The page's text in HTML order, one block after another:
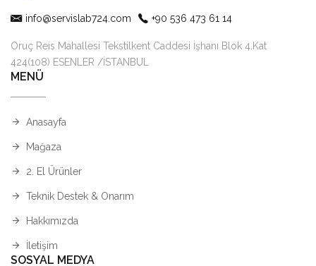
info@servislab724.com +90 536 473 61 14
Oruç Reis Mahallesi Tekstilkent Caddesi İşhanı Blok 4.Kat
424(108) ESENLER /İSTANBUL
MENÜ
Anasayfa
Mağaza
2. El Ürünler
Teknik Destek & Onarım
Hakkımızda
İletişim
SOSYAL MEDYA